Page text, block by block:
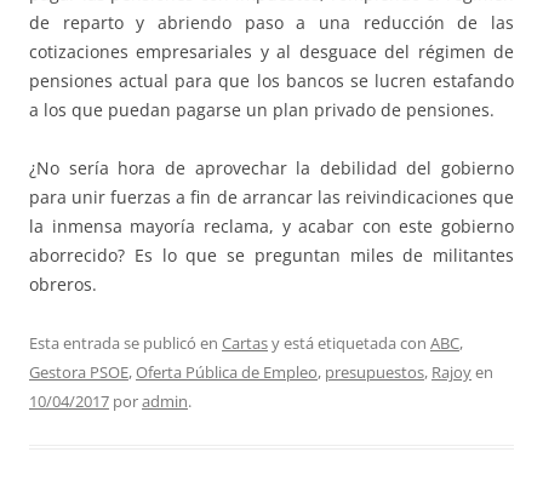
de reparto y abriendo paso a una reducción de las
cotizaciones empresariales y al desguace del régimen de
pensiones actual para que los bancos se lucren estafando
a los que puedan pagarse un plan privado de pensiones.
¿No sería hora de aprovechar la debilidad del gobierno
para unir fuerzas a fin de arrancar las reivindicaciones que
la inmensa mayoría reclama, y acabar con este gobierno
aborrecido? Es lo que se preguntan miles de militantes
obreros.
Esta entrada se publicó en Cartasy está etiquetada con ABC,
Gestora PSOE,Oferta Pública de Empleo, presupuestos, Rajoyen
10/04/2017 poradmin.